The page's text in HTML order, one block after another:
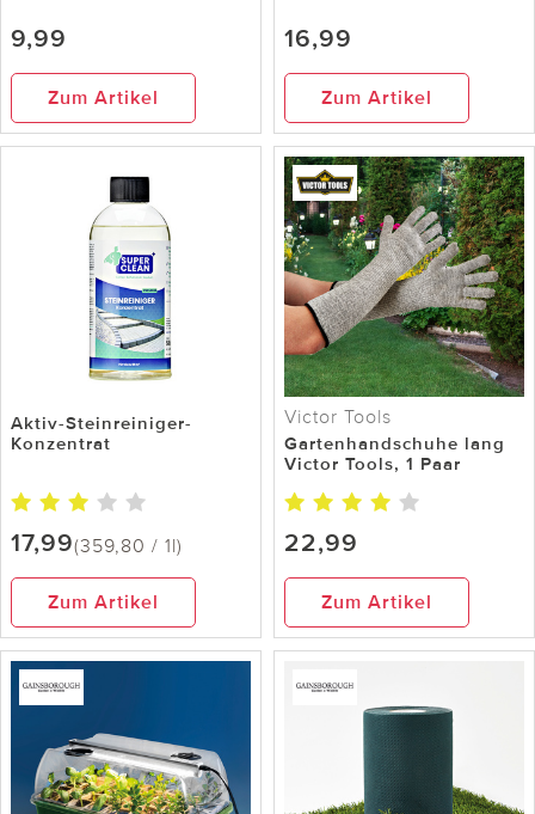
9,99
Zum Artikel
16,99
Zum Artikel
Aktiv-Steinreiniger-
Konzentrat
17,99(359,80 / 1l)
Zum Artikel
Victor Tools
Gartenhandschuhe lang
Victor Tools, 1 Paar
22,99
Zum Artikel